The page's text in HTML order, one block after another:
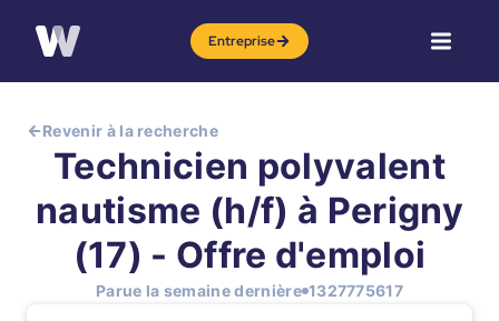
Entreprise
Revenir à la recherche
Technicien polyvalent
nautisme (h/f) à Perigny
(17) - Offre d'emploi
Parue la semaine dernière 1327775617